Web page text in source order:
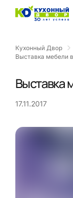
Кухонный Двор
Выставка
Выставка
17.11.2017